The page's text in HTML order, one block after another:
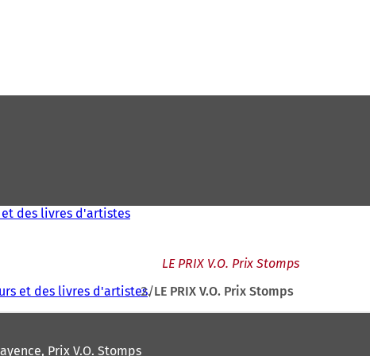
des livres d'artistes
LE PRIX V.O. Prix Stomps
et des livres d'artistes LE PRIX V.O. Prix Stomps
Prix V.O. Stomps